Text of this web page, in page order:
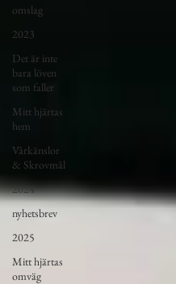
omslag
2023
Det är inte
bara löven
som faller
Mitt hjärtas
hem
Vårkänslor
& Skrovmål
2024
nyhetsbrev
2025
Mitt hjärtas
omväg